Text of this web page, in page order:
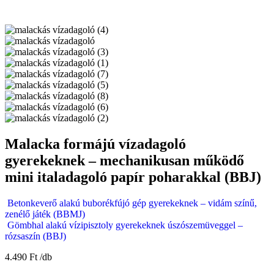
Malacka formájú vízadagoló
gyerekeknek – mechanikusan működő
mini italadagoló papír poharakkal (BBJ)
Betonkeverő alakú buborékfújó gép gyerekeknek – vidám színű,
zenélő játék (BBMJ)
Gömbhal alakú vízipisztoly gyerekeknek úszószemüveggel –
rózsaszín (BBJ)
4.490 Ft